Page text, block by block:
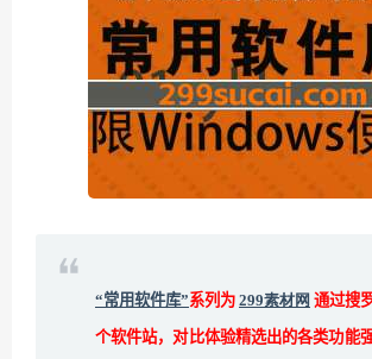
“常用软件库”系列为 299素材网 通过搜
个软件站，对比体验精选出的各类功能